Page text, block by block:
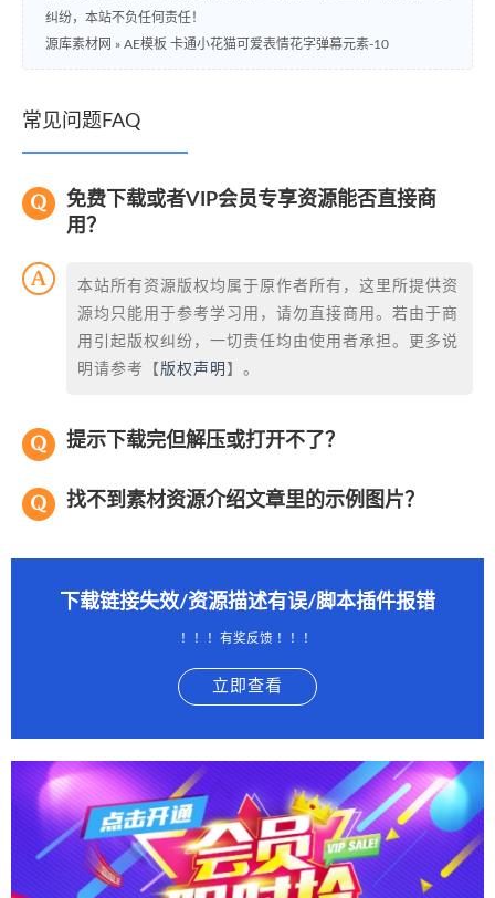
纠纷，本站不负任何责任！
源库素材网 » AE模板 卡通小花猫可爱表情花字弹幕元素-10
常见问题FAQ
免费下载或者VIP会员专享资源能否直接商
用？
本站所有资源版权均属于原作者所有，这里所提供资
源均只能用于参考学习用，请勿直接商用。若由于商
用引起版权纠纷，一切责任均由使用者承担。更多说
明请参考【 版权声明 】。
提示下载完但解压或打开不了？
找不到素材资源介绍文章里的示例图片？
下载链接失效/资源描述有误/脚本插件报错
！！！有奖反馈 ！！！
立即查看